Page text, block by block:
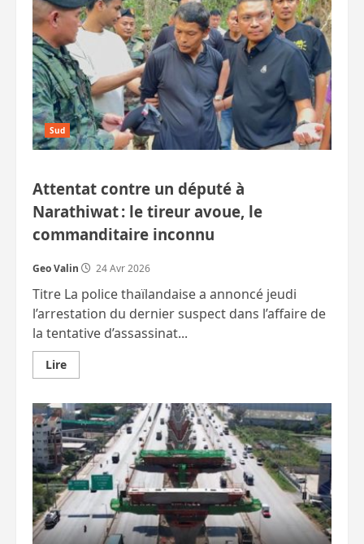
Sud
Attentat contre un député à
Narathiwat : le tireur avoue, le
commanditaire inconnu
Geo Valin 24 Avr 2026
Titre La police thaïlandaise a annoncé jeudi
l’arrestation du dernier suspect dans l’affaire de
la tentative d’assassinat...
LireEn
savoir
Attentat
contre
un
député
à
Narathiwat :
le
tireur
avoue,
le
commanditaire
inconnu